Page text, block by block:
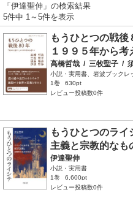
「伊達聖伸」の検索結果
5件中 1～5件を表示
もうひとつの戦
１９９５年から考
高橋哲哉 / 三牧聖子 /
小説・実用書、岩波ブックレ
1巻
630pt
レビュー投稿数0件
もうひとつのラ
主義と宗教的なも
伊達聖伸
小説・実用書
1巻
6,600pt
レビュー投稿数0件